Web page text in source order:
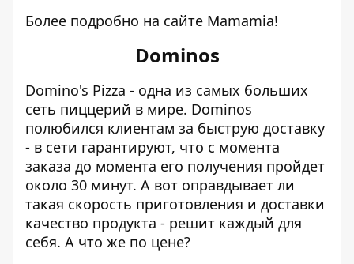
Более подробно на сайте Mamamia!
Dominos
Domino's Pizza - одна из самых больших
сеть пиццерий в мире. Dominos
полюбился клиентам за быструю доставку
- в сети гарантируют, что с момента
заказа до момента его получения пройдет
около 30 минут. А вот оправдывает ли
такая скорость приготовления и доставки
качество продукта - решит каждый для
себя. А что же по цене?